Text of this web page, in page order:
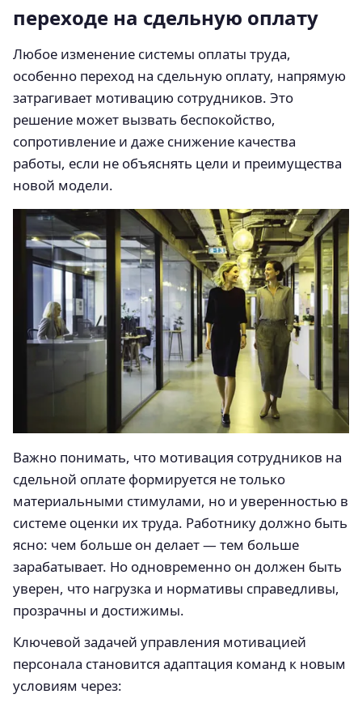
переходе на сдельную оплату
Любое изменение системы оплаты труда,
особенно переход на сдельную оплату, напрямую
затрагивает мотивацию сотрудников. Это
решение может вызвать беспокойство,
сопротивление и даже снижение качества
работы, если не объяснять цели и преимущества
новой модели.
Важно понимать, что мотивация сотрудников на
сдельной оплате формируется не только
материальными стимулами, но и уверенностью в
системе оценки их труда. Работнику должно быть
ясно: чем больше он делает — тем больше
зарабатывает. Но одновременно он должен быть
уверен, что нагрузка и нормативы справедливы,
прозрачны и достижимы.
Ключевой задачей управления мотивацией
персонала становится адаптация команд к новым
условиям через: